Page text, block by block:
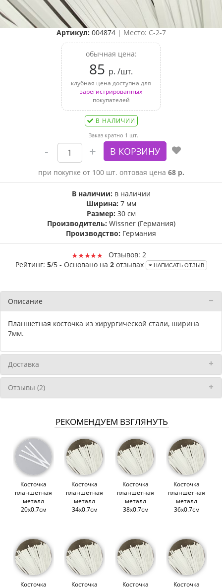
Артикул: 004874| Место: C-2-7
обычная цена:
85 р. /шт.
клубная цена доступна для
зарегистрированных
покупателей
В НАЛИЧИИ
Заказ кратно 1 шт.
при покупке от 100 шт. оптовая цена 68 р.
В наличии: в наличии
Ширина: 7 мм
Размер: 30 см
Производитель: Wissner (Германия)
Производство: Германия
Отзывов: 2
Рейтинг: 5/5 - Основано на 2 отзывах НАПИСАТЬ ОТЗЫВ
Описание
Планшетная косточка из хирургической стали, ширина
7мм.
Доставка
Отзывы (2)
РЕКОМЕНДУЕМ ВЗГЛЯНУТЬ
Косточка
планшетная
металл
20х0.7см
Косточка
планшетная
металл
34х0.7см
Косточка
планшетная
металл
38х0.7см
Косточка
планшетная
металл
36х0.7см
Косточка Косточка Косточка Косточка